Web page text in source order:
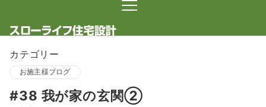
カテゴリー
お施主様ブログ
#38 我が家の玄関②